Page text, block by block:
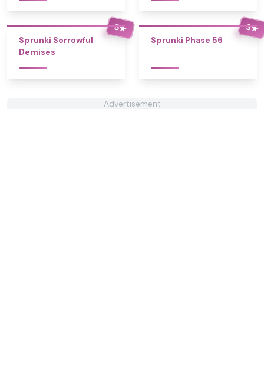
5★
Sprunki Sorrowful
Demises
3★
Sprunki Phase 56
Advertisement